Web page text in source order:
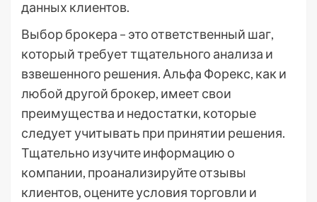
данных клиентов.
Выбор брокера – это ответственный шаг,
который требует тщательного анализа и
взвешенного решения. Альфа Форекс, как и
любой другой брокер, имеет свои
преимущества и недостатки, которые
следует учитывать при принятии решения.
Тщательно изучите информацию о
компании, проанализируйте отзывы
клиентов, оцените условия торговли и